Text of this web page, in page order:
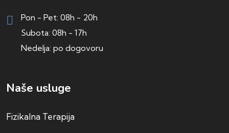
Pon - Pet: 08h - 20h
Subota: 08h - 17h
Nedelja: po dogovoru
Naše usluge
Fizikalna Terapija